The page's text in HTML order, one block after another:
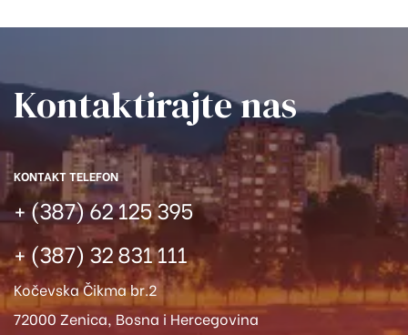
Kontaktirajte nas​
KONTAKT TELEFON
+ (387) 62 125 395
+ (387) 32 831 111
Kočevska Čikma br.2
72000 Zenica, Bosna i Hercegovina